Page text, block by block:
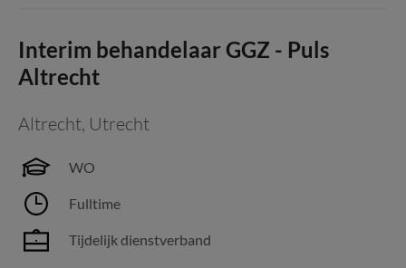
Interim behandelaar GGZ - Puls
Altrecht
Altrecht, Utrecht
WO
Fulltime
Tijdelijk dienstverband